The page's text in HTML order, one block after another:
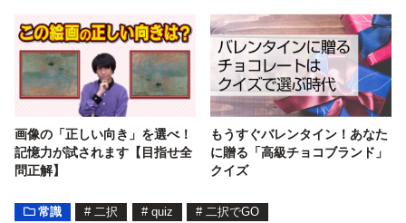
画像の「正しい向き」を選べ！
記憶力が試されます【目指せ全
問正解】
もうすぐバレンタイン！あなた
に贈る「高級チョコブランド」
クイズ
常識 # 二択 # quiz # 二択でGO